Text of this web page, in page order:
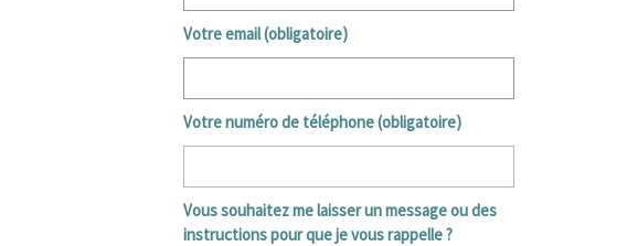
Votre email (obligatoire)
Votre numéro de téléphone (obligatoire)
Vous souhaitez me laisser un message ou des
instructions pour que je vous rappelle ?